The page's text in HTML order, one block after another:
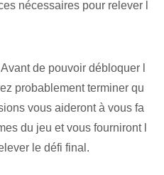
nécessaires pour relever l
de pouvoir débloquer l
probablement terminer qu
vous aideront à vous fa
du jeu et vous fourniront l
le défi final.